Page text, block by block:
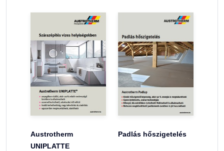
Austrotherm
UNIPLATTE
Padlás hőszigetelés